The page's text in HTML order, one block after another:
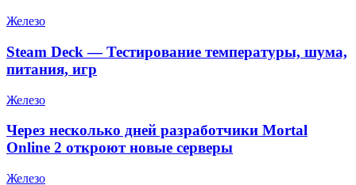
Железо
Steam Deck — Тестирование температуры, шума,
питания, игр
Железо
Через несколько дней разработчики Mortal
Online 2 откроют новые серверы
Железо